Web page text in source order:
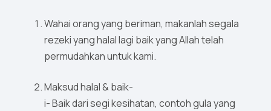
Wahai orang yang beriman, makanlah segala
rezeki yang halal lagi baik yang Allah telah
permudahkan untuk kami.
Maksud halal & baik-
i- Baik dari segi kesihatan, contoh gula yang